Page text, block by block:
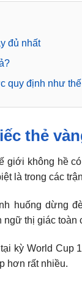
đủ nhất
quy định như
thẻ
giới không hề
là trong các
huống dừng
thị giác toàn
kỳ World Cup
hơn rất nhiều.